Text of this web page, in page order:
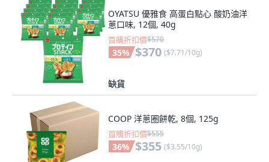
OYATSU 優雅食 高蛋白點心 酸奶油洋
蔥口味, 12個, 40g
首購折扣價$570
35% $370 ($7.71/10g)
缺貨
COOP 洋蔥圈餅乾, 8個, 125g
首購折扣價$555
36% $355 ($3.55/10g)